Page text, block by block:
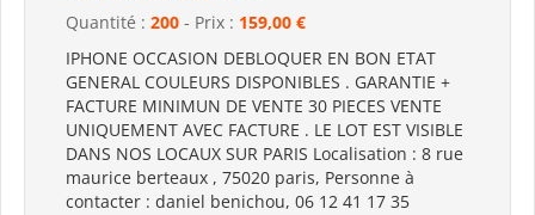
Quantité : 200 - Prix : 159,00 €
IPHONE OCCASION DEBLOQUER EN BON ETAT
GENERAL COULEURS DISPONIBLES . GARANTIE +
FACTURE MINIMUN DE VENTE 30 PIECES VENTE
UNIQUEMENT AVEC FACTURE . LE LOT EST VISIBLE
DANS NOS LOCAUX SUR PARIS Localisation : 8 rue
maurice berteaux , 75020 paris, Personne à
contacter : daniel benichou, 06 12 41 17 35